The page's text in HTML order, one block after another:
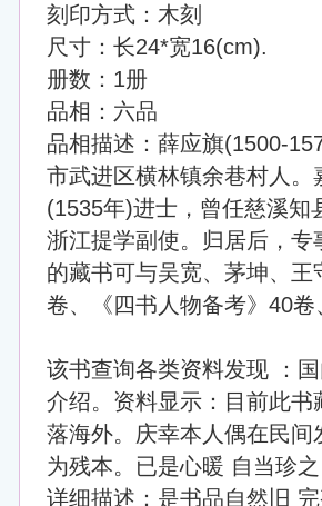
刻印方式：木刻
尺寸：长24*宽16(cm).
册数：1册
品相：六品
品相描述：薛应旗(1500-
市武进区横林镇余巷村人。
(1535年)进士，曾任慈溪知
浙江提学副使。归居后，
的藏书可与吴宽、茅坤、
卷、《四书人物备考》40
该书查询各类资料发现 ：
介绍。资料显示：目前此
落海外。庆幸本人偶在民
为残本。已是心暖 自当珍
详细描述：是书品自然旧